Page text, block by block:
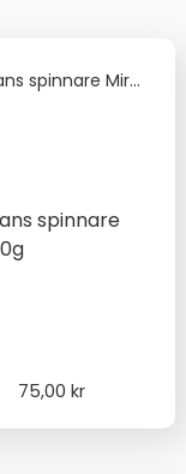
spinnare Mira 20g
75,00 kr